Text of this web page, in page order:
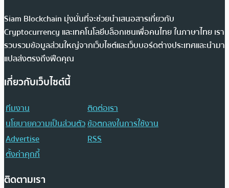
Siam Blockchain มุ่งมั่นที่จะช่วยนำเสนอสารเกี่ยวกับ
Cryptocurrency และเทคโนโลยีบล็อกเชนเพื่อคนไทย ในภาษาไทย เรา
รวบรวมข้อมูลส่วนใหญ่จากเว็บไซต์และเว็บบอร์ดต่างประเทศและนำมา
แปลส่งตรงถึงฟีดคุณ
เกี่ยวกับเว็บไซต์นี้
ทีมงาน
ติดต่อเรา
นโยบายความเป็นส่วนตัวข้อตกลงในการใช้งาน
Advertise
RSS
ตั้งค่าคุกกี้
ติดตามเรา